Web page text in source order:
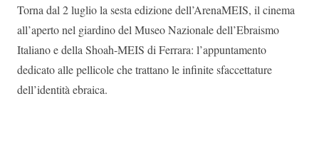
Torna dal 2 luglio la sesta edizione dell’ArenaMEIS, il cinema
all’aperto nel giardino del Museo Nazionale dell’Ebraismo
Italiano e della Shoah-MEIS di Ferrara: l’appuntamento
dedicato alle pellicole che trattano le infinite sfaccettature
dell’identità ebraica.